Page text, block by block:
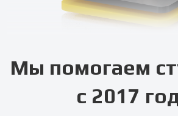
Мы помогаем
с 2017